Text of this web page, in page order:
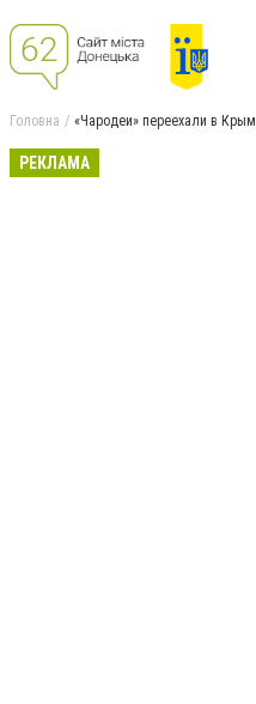
Головна «Чародеи» переехали в Крым
РЕКЛАМА